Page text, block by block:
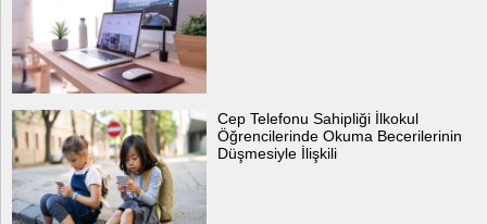
Cep Telefonu Sahipliği İlkokul
Öğrencilerinde Okuma Becerilerinin
Düşmesiyle İlişkili